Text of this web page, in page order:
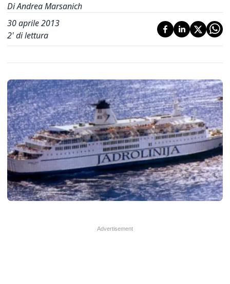
Di Andrea Marsanich
30 aprile 2013
2' di lettura